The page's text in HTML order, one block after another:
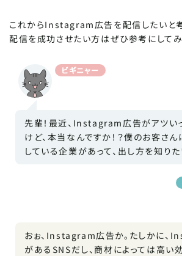
これからInstagram広告を配信したいと
配信を成功させたい方はぜひ参考にしてみ
ビギニャー
先輩！最近、Instagram広告がアツい
けど、本当なんですか！？僕のお客さ
している企業があって、出し方を知り
おぉ、Instagram広告か。たしかに、
があるSNSだし、商材によっては高い
ビジネスメールの正しい書
例と例文テンプレートを紹
【どっちがいい？】HTMLメ
違い｜メリット・デメリットを
はいつがおすすめ？平日・